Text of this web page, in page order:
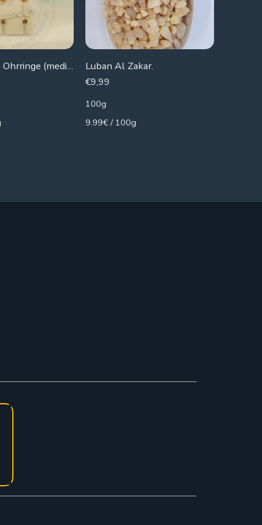
Medizinische Ohrringe (medizinisches Rasieren) Luban Al Zakar.
€9,99
100g
9.99€ / 100g